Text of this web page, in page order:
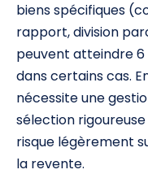
biens spécifiques
rapport, division
peuvent atteindre 6
dans certains cas.
nécessite une
sélection
risque légèrement
la revente.